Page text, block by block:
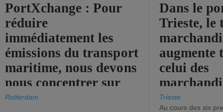
PortXchange : Pour
réduire
immédiatement les
émissions du transport
maritime, nous devons
nous concentrer sur
les ports.
Rotterdam
Dans le
Trieste, le
augmente
celui des
diminue.
Trieste
Au cours des six